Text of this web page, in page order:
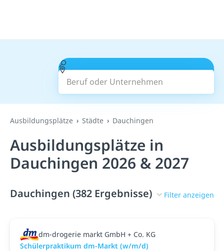
Beruf oder Unternehmen
Suchen
Ausbildungsplätze Städte Dauchingen
Ausbildungsplätze in
Dauchingen 2026 & 2027
Dauchingen (382 Ergebnisse) Filter anzeigen
dm-drogerie markt GmbH + Co. KG
Schülerpraktikum dm-Markt (w/m/d)